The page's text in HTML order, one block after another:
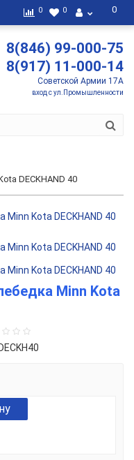
0
0 0
8(846) 99-000-75
8(917) 11-000-14
Советской Армии 17А
вход с ул.Промышленности
DECKHAND 40
Minn Kota